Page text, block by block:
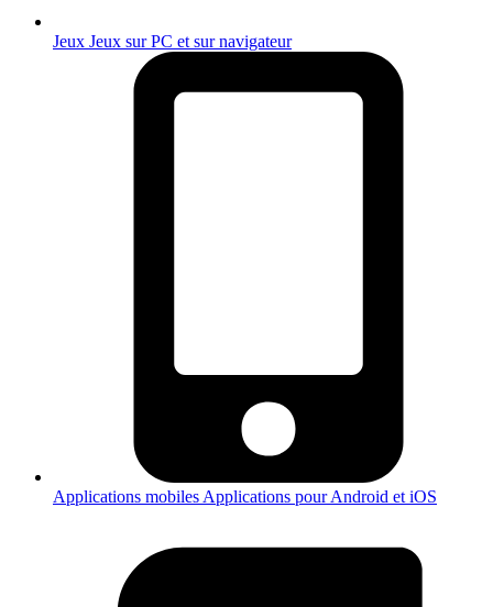
Jeux Jeux sur PC et sur navigateur
Applications mobiles Applications pour Android et iOS